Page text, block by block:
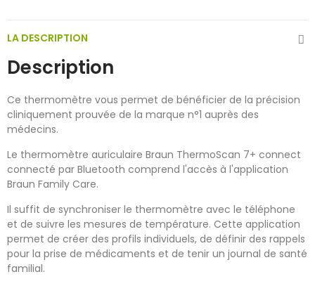
LA DESCRIPTION
Description
Ce thermomètre vous permet de bénéficier de la précision
cliniquement prouvée de la marque n°1 auprès des
médecins.
Le thermomètre auriculaire Braun ThermoScan 7+ connect
connecté par Bluetooth comprend l'accès à l'application
Braun Family Care.
Il suffit de synchroniser le thermomètre avec le téléphone
et de suivre les mesures de température. Cette application
permet de créer des profils individuels, de définir des rappels
pour la prise de médicaments et de tenir un journal de santé
familial.